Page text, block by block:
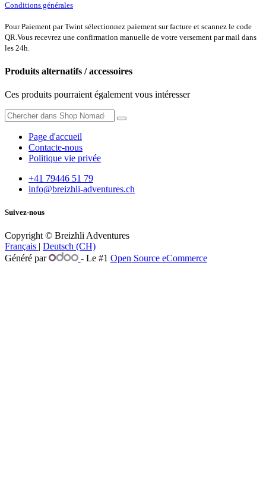
Conditions générales
Pour Paiement par Twint sélectionnez paiement sur facture et scannez le code
QR.Vous recevrez une confirmation manuelle de votre versement par mail dans
les 24h.
Produits alternatifs / accessoires
Ces produits pourraient également vous intéresser
Page d'accueil
Contacte-nous
Politique vie privée
+41 79446 51 79
info@breizhli-adventures.ch
Suivez-nous
Copyright © Breizhli Adventures
Français | Deutsch (CH)
Généré par
- Le #1 Open Source eCommerce